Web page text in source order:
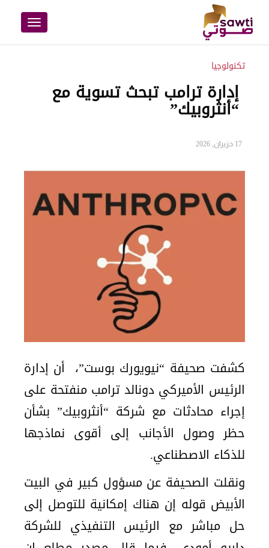
Toggle
navigation
تكنولوجيا
إدارة ترامب تبحث تسوية مع
“أنثروبيك”
17 حزيران, 2026
كشفت صحيفة “نيويورك بوست”، أن إدارة
الرئيس الأميركي دونالد ترامب منفتحة على
إجراء محادثات مع شركة “أنثروبيك” بشأن
حظر وصول الأجانب إلى أقوى نماذجها
للذكاء الاصطناعي.
ونقلت الصحيفة عن مسؤول كبير في البيت
الأبيض قوله إن هناك إمكانية للتوصل إلى
حل مباشر مع الرئيس التنفيذي للشركة